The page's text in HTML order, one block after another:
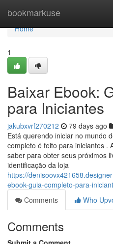
bookmarkuse
Home
Home
1
Baixar Ebook:
para Iniciantes
jakubxvrf270212 79 days ago
Está querendo iniciar no mundo
completo é feito para iniciantes .
saber para obter seus próximos
identificação da loja
https://
ebook-guia-completo-para-
Comments
Who
Comments